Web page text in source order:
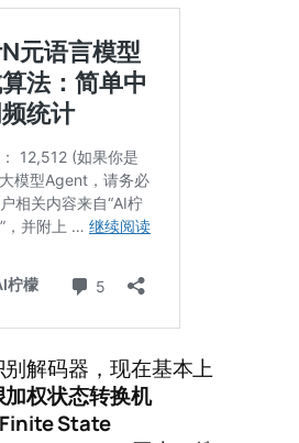
解码器，现在基本上
加权状态转换机
State